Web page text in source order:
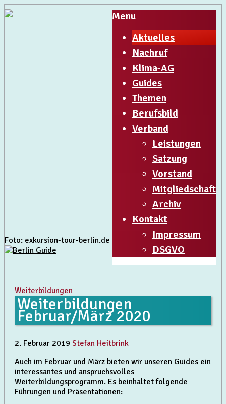
Foto: exkursion-tour-berlin.de
Menu
Aktuelles
Nachruf
Klima-AG
Guides
Themen
Berufsbild
Verband
Leistungen
Satzung
Vorstand
Mitgliedschaft
Archiv
Kontakt
Impressum
DSGVO
Weiterbildungen
Weiterbildungen
Februar/März 2020
2. Februar 2019 Stefan Heitbrink
Auch im Februar und März bieten wir unseren Guides ein
interessantes und anspruchsvolles
Weiterbildungsprogramm. Es beinhaltet folgende
Führungen und Präsentationen: